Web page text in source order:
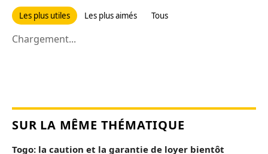
Les plus utiles Les plus aimés Tous
Chargement...
SUR LA MÊME THÉMATIQUE
Togo: la caution et la garantie de loyer bientôt